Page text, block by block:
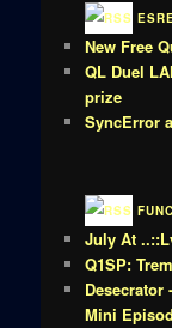
New Free
QL Duel
prize
SyncError
July At
Q1SP:
Desecrator
Mini